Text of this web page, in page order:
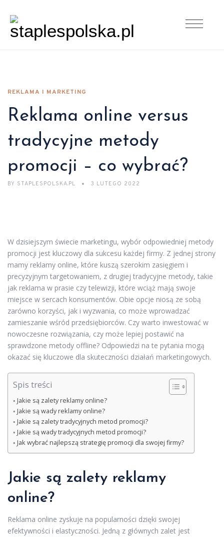
REKLAMA I MARKETING
Reklama online versus
tradycyjne metody
promocji – co wybrać?
BY STAPLESPOLSKA.PL 3 LUTEGO 2022
W dzisiejszym świecie marketingu, wybór odpowiedniej metody
promocji jest kluczowy dla sukcesu każdej firmy. Z jednej strony
mamy reklamy online, które kuszą szerokim zasięgiem i
precyzyjnym targetowaniem, z drugiej tradycyjne metody, takie
jak reklama w prasie czy telewizji, które wciąż mają swoje
miejsce w sercach konsumentów. Obie opcje niosą ze sobą
zarówno korzyści, jak i wyzwania, co może wprowadzać
zamieszanie wśród przedsiębiorców. Czy warto inwestować w
nowoczesne rozwiązania, czy może lepiej postawić na
sprawdzone metody offline? Odpowiedzi na te pytania mogą
okazać się kluczowe dla skuteczności działań marketingowych.
Spis treści
Jakie są zalety reklamy online?
Jakie są wady reklamy online?
Jakie są zalety tradycyjnych metod promocji?
Jakie są wady tradycyjnych metod promocji?
Jak wybrać najlepszą strategię promocji dla swojej firmy?
Jakie są zalety reklamy
online?
Reklama online zyskuje na popularności dzięki swojej
efektywności i elastyczności. Jedną z głównych zalet jest